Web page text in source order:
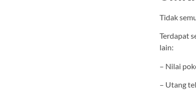
Tidak
Terdapat
lain:
– Nilai
– Utang